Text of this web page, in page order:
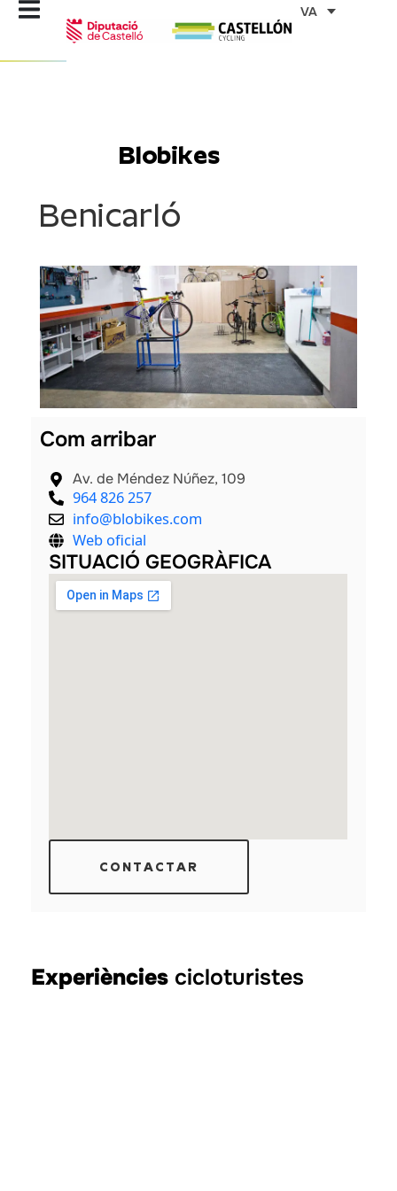
Vés
VA
Blobikes
Benicarló
Com arribar
Av. de Méndez Núñez, 109
964 826 257
info@blobikes.com
Web oficial
SITUACIÓ GEOGRÀFICA
CONTACTAR
Experiències cicloturistes